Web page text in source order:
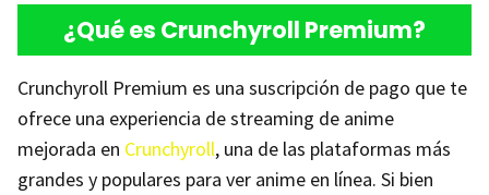
¿Qué es Crunchyroll Premium?
Crunchyroll Premium es una suscripción de pago que te
ofrece una experiencia de streaming de anime
mejorada en Crunchyroll, una de las plataformas más
grandes y populares para ver anime en línea. Si bien